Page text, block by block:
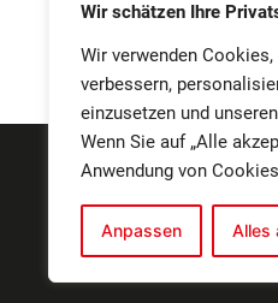
Wir schätzen Ihre
Wir verwenden
verbessern,
einzusetzen und
Wenn Sie auf „Alle
Anwendung von
Anpassen Alles
IMPRESSUM